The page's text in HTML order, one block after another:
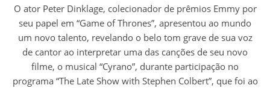
O ator Peter Dinklage, colecionador de prêmios Emmy por
seu papel em “Game of Thrones”, apresentou ao mundo
um novo talento, revelando o belo tom grave de sua voz
de cantor ao interpretar uma das canções de seu novo
filme, o musical “Cyrano”, durante participação no
programa “The Late Show with Stephen Colbert”, que foi ao